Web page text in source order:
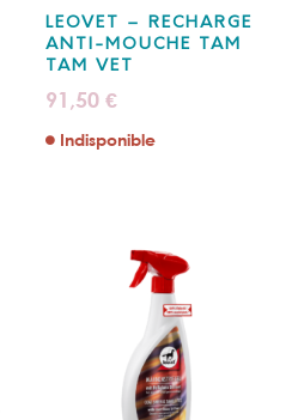
LEOVET – RECHARGE
ANTI-MOUCHE TAM
TAM VET
91,50 €
Indisponible